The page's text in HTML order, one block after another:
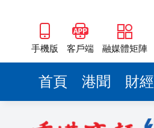
手機版 客戶端 融媒體矩陣
首頁 港聞 財經
中東戰
本港部
2026
多部門